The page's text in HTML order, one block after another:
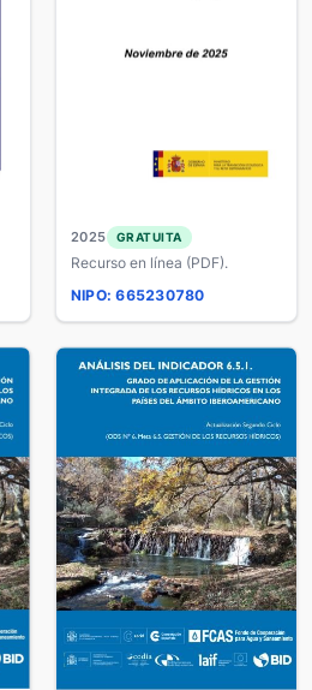
2025 GRATUITA
Recurso en línea (PDF).
NIPO: 665230780